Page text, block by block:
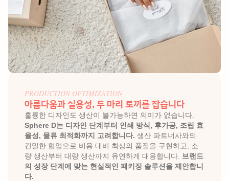
PRODUCTION OPTIMIZATION
아름다움과 실용성, 두 마리 토끼를 잡습니다
훌륭한 디자인도 생산이 불가능하면 의미가 없습니다.
Sphere D는 디자인 단계부터 인쇄 방식, 후가공, 조립 효
율성, 물류 최적화까지 고려합니다. 생산 파트너사와의
긴밀한 협업으로 비용 대비 최상의 품질을 구현하고, 소
량 생산부터 대량 생산까지 유연하게 대응합니다. 브랜드
의 성장 단계에 맞는 현실적인 패키징 솔루션을 제안합니
다.